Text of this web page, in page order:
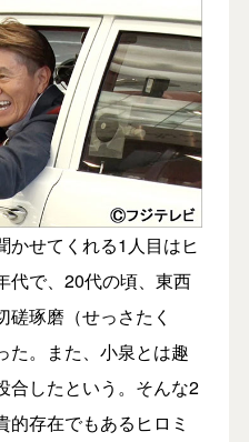
せてくれる1人目はヒ
代で、20代の頃、東西
琢磨（せっさたく
た。また、小泉とは趣
合したという。そんな2
的存在でもあるヒロミ